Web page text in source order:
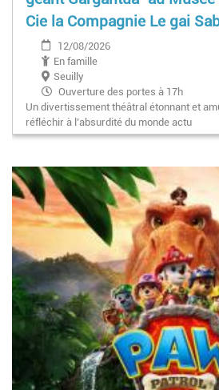
Cie la Compagnie Le gai
12/08/2026
En famille
Seuilly
Ouverture des portes à 17h
Un divertissement théâtral étonnant et
réfléchir à l’absurdité du monde actu